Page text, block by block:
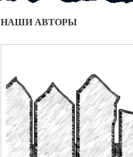
НАШИ АВТОРЫ